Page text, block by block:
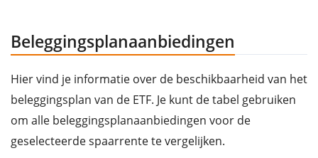
Beleggingsplanaanbiedingen
Hier vind je informatie over de beschikbaarheid van het
beleggingsplan van de ETF. Je kunt de tabel gebruiken
om alle beleggingsplanaanbiedingen voor de
geselecteerde spaarrente te vergelijken.